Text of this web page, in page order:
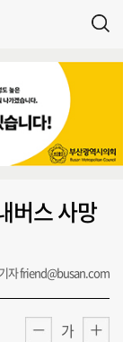
버스 사망
자 friend@busan.com
가